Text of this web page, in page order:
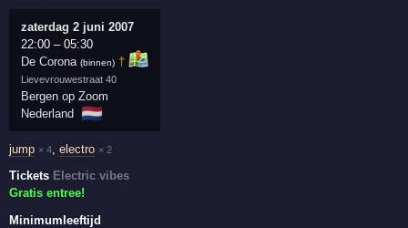
zaterdag 2 juni 2007
22:00 –05:30
De Corona (binnen) †
Lievevrouwestraat 40
Bergen op Zoom
Nederland
🇳🇱
jump × 4,electro × 2
Tickets Electric vibes
Gratis entree!
Minimumleeftijd